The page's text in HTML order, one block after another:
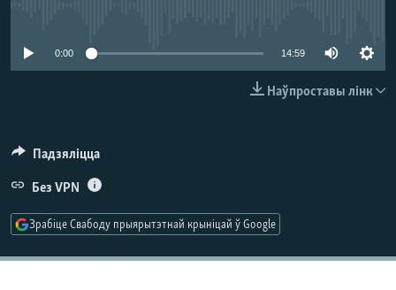
0:00 14:59
Наўпроставы лінк
Падзяліцца
Без VPN
Зрабіце Свабоду прыярытэтнай крыніцай ў Google